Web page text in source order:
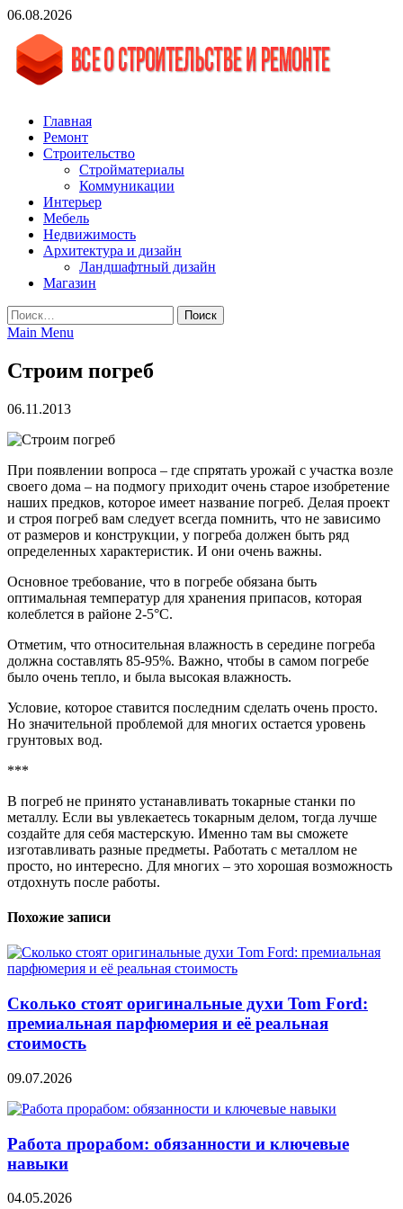
Skip
content
06.08.2026
vgasa.ru
Строительный журнал. Всё о строительстве и ремонтах
Главная
Ремонт
Строительство
Стройматериалы
Коммуникации
Интерьер
Мебель
Недвижимость
Архитектура и дизайн
Ландшафтный дизайн
Магазин
Найти:
Main Menu
Строим погреб
06.11.2013
При появлении вопроса – где спрятать урожай с участка возле
своего дома – на подмогу приходит очень старое изобретение
наших предков, которое имеет название погреб. Делая проект
и строя погреб вам следует всегда помнить, что не зависимо
от размеров и конструкции, у погреба должен быть ряд
определенных характеристик. И они очень важны.
Основное требование, что в погребе обязана быть
оптимальная температур для хранения припасов, которая
колеблется в районе 2-5°С.
Отметим, что относительная влажность в середине погреба
должна составлять 85-95%. Важно, чтобы в самом погребе
было очень тепло, и была высокая влажность.
Условие, которое ставится последним сделать очень просто.
Но значительной проблемой для многих остается уровень
грунтовых вод.
***
В погреб не принято устанавливать токарные станки по
металлу. Если вы увлекаетесь токарным делом, тогда лучше
создайте для себя мастерскую. Именно там вы сможете
изготавливать разные предметы. Работать с металлом не
просто, но интересно. Для многих – это хорошая возможность
отдохнуть после работы.
Похожие записи
Сколько стоят оригинальные духи Tom Ford:
премиальная парфюмерия и её реальная
стоимость
09.07.2026
Работа прорабом: обязанности и ключевые
навыки
04.05.2026